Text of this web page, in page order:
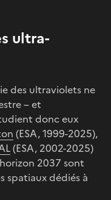
ultra-
des ultraviolets ne
– et
donc eux
(ESA, 1999-2025),
(ESA, 2002-2025)
2037 sont
spatiaux dédiés à